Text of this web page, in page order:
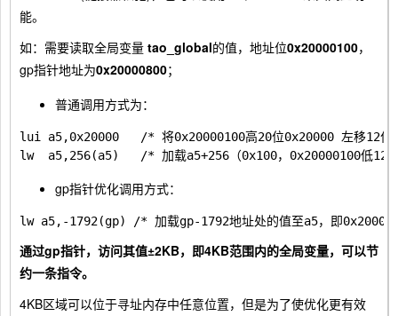
能。
如：需要读取全局变量 tao_global的值，地址位0x20000100，
gp指针地址为0x20000800；
普通调用方式为：
lui a5,0x20000   /* 将0x20000100高20位0x20000 左移12位
gp指针优化调用方式：
通过gp指针，访问其值±2KB，即4KB范围内的全局变量，可以节
约一条指令。
4KB区域可以位于寻址内存中任意位置，但是为了使优化更有效